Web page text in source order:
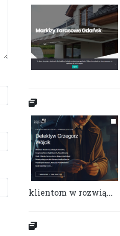
klientom w rozwią...